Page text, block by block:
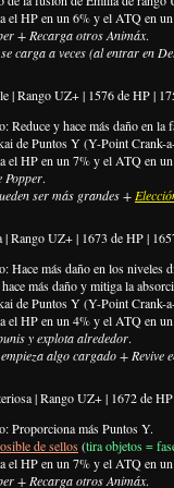
el HP en un 6% y el ATQ en
+ Recarga otros Animáx.
carga a veces (al entrar en
| Rango UZ+ | 1576 de HP |
Reduce y hace más daño en la
de Puntos Y (Y-Point Crank-
el HP en un 7% y el ATQ en
Popper.
ser más grandes +
| Rango UZ+ | 1673 de HP |
Hace más daño en los niveles
más daño y mitiga la
de Puntos Y (Y-Point Crank-
el HP en un 4% y el ATQ en
y explota alrededor.
algo cargado + Revive
| Rango UZ+ | 1672 de
Proporciona más Puntos Y.
de sellos(tira objetos =
el HP en un 7% y el ATQ en
+ Recarga otros Animáx.